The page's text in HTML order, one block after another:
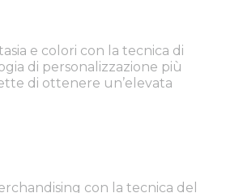
e colori con la tecnica di
di personalizzazione più
di ottenere un’elevata
con la tecnica del